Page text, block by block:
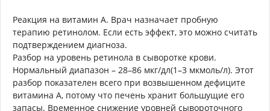
Реакция на витамин А. Врач назначает пробную
терапию ретинолом. Если есть эффект, это можно считать
подтверждением диагноза.
Разбор на уровень ретинола в сыворотке крови.
Нормальный диапазон – 28–86 мкг/дл(1–3 мкмоль/л). Этот
разбор показателен всего при возвышенном дефиците
витамина А, потому что печень хранит большущие его
запасы. Временное снижение уровней сывороточного